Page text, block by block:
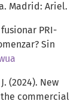
Madrid: Ariel.
PRI-
Sin
(2024). New
commercial